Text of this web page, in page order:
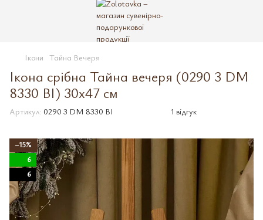
Ікони Тайна Вечеря
Ікона срібна Тайна вечеря (0290 3 DM
8330 BI) 30x47 см
Артикул: 0290 3 DM 8330 BI 1 відгук
−15%
6
6